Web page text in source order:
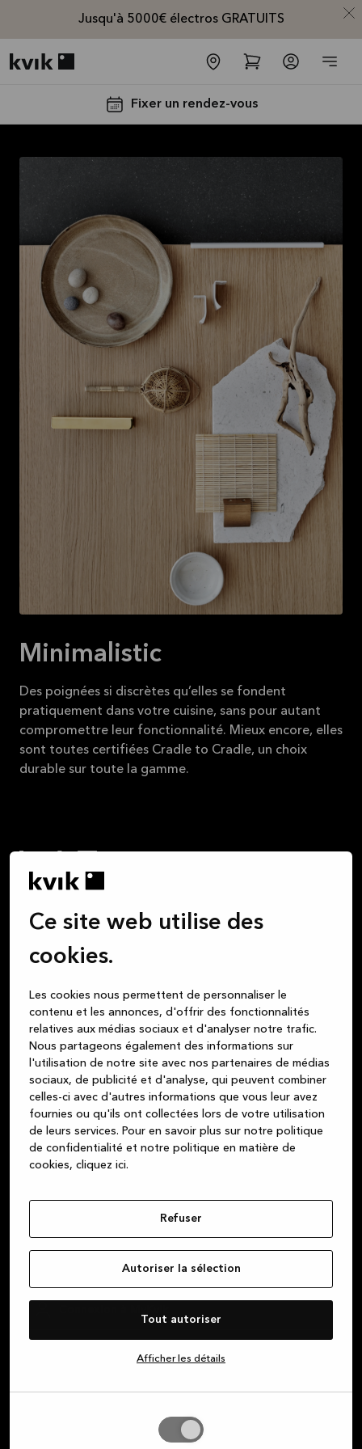
Ce site web utilise des
cookies.
Les cookies nous permettent de personnaliser le
contenu et les annonces, d'offrir des fonctionnalités
relatives aux médias sociaux et d'analyser notre trafic.
Nous partageons également des informations sur
l'utilisation de notre site avec nos partenaires de médias
sociaux, de publicité et d'analyse, qui peuvent combiner
celles-ci avec d'autres informations que vous leur avez
fournies ou qu'ils ont collectées lors de votre utilisation
de leurs services. Pour en savoir plus sur notre politique
de confidentialité et notre politique en matière de
cookies, cliquez ici.
Refuser
Autoriser la sélection
Tout autoriser
Afficher les détails
Jusqu'à 5000€ électros GRATUITS
Fixer un rendez-vous
Jusqu'à
GRATUITS*
Lire la
Minimalistic
Des poignées si discrètes qu’elles se fondent
pratiquement dans votre cuisine, sans pour autant
compromettre leur fonctionnalité. Mieux encore, elles
sont toutes certifiées Cradle to Cradle, un choix
durable sur toute la gamme.
plaisant que les moments que vous allez y vivre. Tous
de soirée que vous avez avec des amis autour d’un
coin de la table, les jeux de cartes endiablés : la
cuisine est au cœur de la vie de famille. Mais que vous
achetiez une cuisine, une salle de bains ou un
dressing, nous sommes votre partenaire de confiance
pour vous fournir de beaux produits au design danois,
de haute qualité et fabriqués avec des matériaux
durables. Nous faisons de notre mieux pour fournir un
service à la clientèle irréprochable, dès l’instant où
vous entrez dans l’un de nos magasins, jusqu’à
l’installation complète de votre nouvelle cuisine, salle